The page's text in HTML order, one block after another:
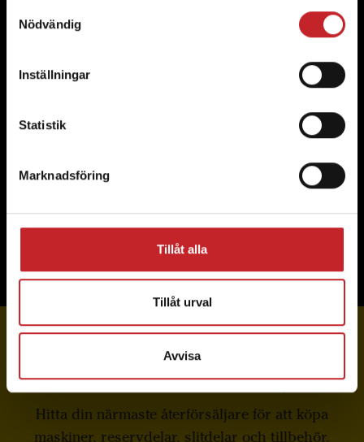
Nödvändig
Inställningar
Statistik
Marknadsföring
Tillåt alla
Tillåt urval
Avvisa
Lägsta kostnad per hektar
Våra högkvalitativa och hållbara slitdelar
säkerställer optimal utrustningsprestanda och
minskar de totala kostnaderna.
Beställ från din återförsäljare
Hitta din närmaste återförsäljare för att köpa
maskiner, reservdelar, slitdelar och tillbehör.